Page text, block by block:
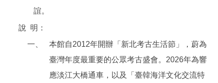
誼。
說 明：
一、
本館自2012年開辦「新北考古生活節」，蔚為
臺灣年度最重要的公眾考古盛會。2026年為響
應淡江大橋通車，以及「臺韓海洋文化交流特